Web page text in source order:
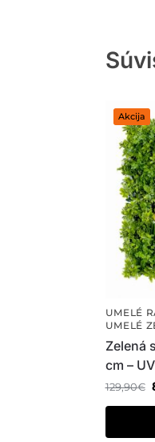
Akcija
UMELÉ
UMELÉ
Zelená
cm –
129,90€